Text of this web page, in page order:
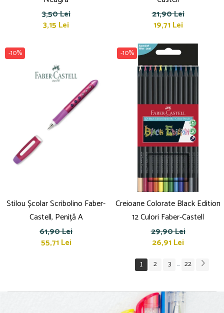
3,50 Lei
3,15 Lei
21,90 Lei
19,71 Lei
-10%
Stilou Școlar Scribolino Faber-
Castell, Peniță A
61,90 Lei
55,71 Lei
-10%
Creioane Colorate Black Edition
12 Culori Faber-Castell
29,90 Lei
26,91 Lei
1 2 3 ... 22